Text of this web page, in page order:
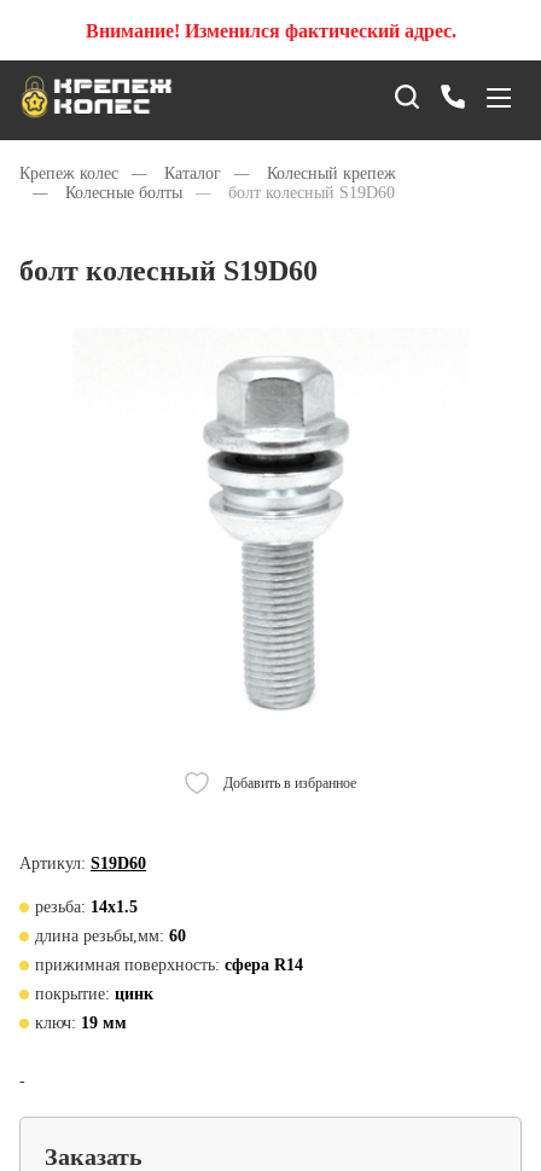
Внимание! Изменился фактический адрес.
Крепеж колес — Каталог —
Колесный крепеж
—
Колесные болты — болт колесный S19D60
болт колесный S19D60
Добавить в избранное
Артикул: S19D60
резьба: 14х1.5
длина резьбы,мм: 60
прижимная поверхность: cфера R14
покрытие: цинк
ключ: 19 мм
-
Заказать